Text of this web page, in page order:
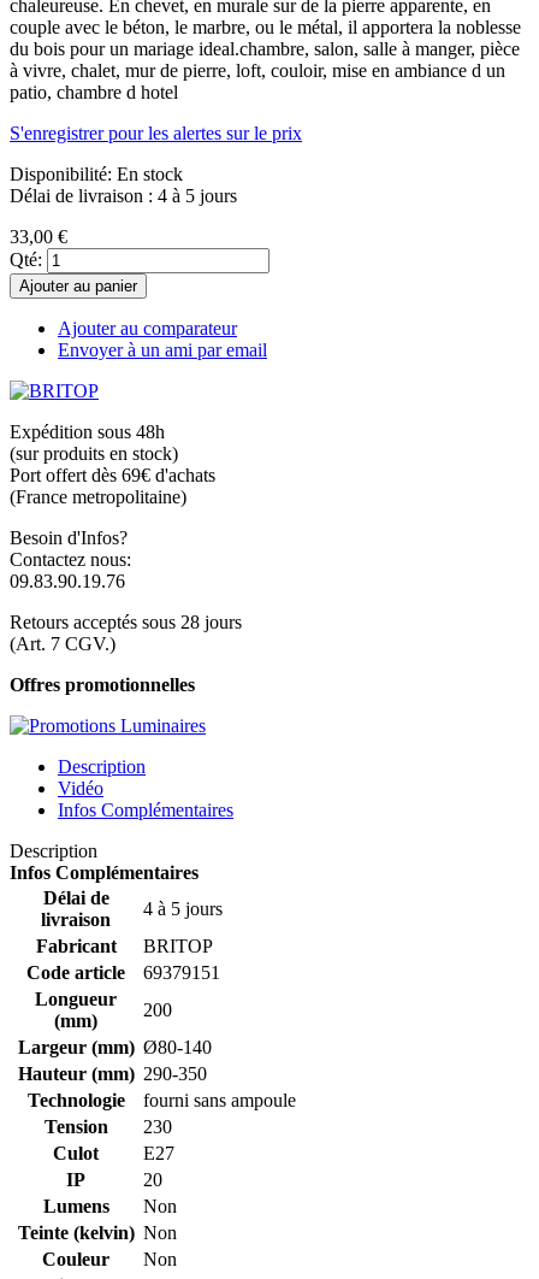
chaleureuse. En chevet, en murale sur de la pierre apparente, en
couple avec le béton, le marbre, ou le métal, il apportera la noblesse
du bois pour un mariage ideal.chambre, salon, salle à manger, pièce
à vivre, chalet, mur de pierre, loft, couloir, mise en ambiance d un
patio, chambre d hotel
S'enregistrer pour les alertes sur le prix
Disponibilité: En stock
Délai de livraison : 4 à 5 jours
33,00 €
Qté:
Ajouter au panier
Ajouter au comparateur
Envoyer à un ami par email
Expédition sous 48h
(sur produits en stock)
Port offert dès 69€ d'achats
(France metropolitaine)
Besoin d'Infos?
Contactez nous:
09.83.90.19.76
Retours acceptés sous 28 jours
(Art. 7 CGV.)
Offres promotionnelles
Description
Vidéo
Infos Complémentaires
Description
Infos Complémentaires
Délai de
livraison
4 à 5 jours
Fabricant
BRITOP
Code article
69379151
Longueur
(mm)
200
Largeur (mm) Ø80-140
Hauteur (mm) 290-350
Technologie
fourni sans ampoule
Tension
230
Culot
E27
IP
20
Lumens
Non
Teinte (kelvin) Non
Couleur
Non